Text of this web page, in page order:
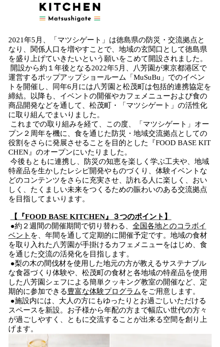
2021年5月、「マツシゲート」は徳島県の防災・交流拠点と
なり、関係人口を増やすことで、地域の玄関口として徳島県
を盛り上げていきたいという願いをこめて開設されました。
開設から約１年後となる2022年5月、八芳園が東京都港区で
運営するポップアップショールーム「MuSuBu」でのイベン
トを開催し、同年6月には八芳園と松茂町は包括的連携協定を
締結。以降も、イベントの開催やカフェメニューおよび食の
商品開発などを通して、松茂町・「マツシゲート」の活性化
に取り組んでまいりました。
これまでの取り組みを経て、この度、「マツシゲート」オー
プン２周年を機に、食を通じた防災・地域交流拠点としての
役割をさらに発展させることを目的とした『FOOD BASE KIT
CHEN』のオープンにいたりました。
今後もともに連携し、防災の知恵を楽しく学ぶ工夫や、地域
特産品を生かしたレシピ開発やものづくり、体験イベントな
どのコンテンツをさらに充実させ、訪れる人に楽しく、おい
しく、たくましい未来をつくるための賑わいのある交流拠点
を目指してまいります。
【『FOOD BASE KITCHEN』３つのポイント】
●約２週間の開催期間で切り替わる、 全国各地とのコラボイ
ベント を、年間を通して定期的に開催予定です。地域の食材
を取り入れた八芳園が手掛けるカフェメニューをはじめ、食
を通じた交流の活発化を目指します。
●梨の木の間伐材を使用した地元の方が教えるサステナブル
な食器づくり体験や、松茂町の食材と各地域の特産品を使用
した八芳園シェフによる簡単クッキング教室の開催など、定
期的に参加できる豊富な体験プログラム をご用意します。
●施設内には、大人の方にもゆったりとお過ごしいただける
スペースを新設。お子様から年配の方まで幅広い世代の方々
が過ごしやすく、ともに交流することが出来る空間を創り上
げます。